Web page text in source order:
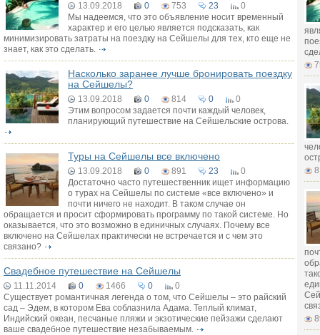
13.09.2018 0 753 23
0
Мы надеемся, что это объявление носит временный
характер и его целью является подсказать, как
минимизировать затраты на поездку на Сейшелы для тех, кто еще не
знает, как это сделать.
Насколько заранее лучше бронировать поездку
на Сейшелы?
13.09.2018 0 814 0
0
Этим вопросом задается почти каждый человек,
планирующий путешествие на Сейшельские острова.
Туры на Сейшелы все включено
13.09.2018 0 891 23
0
Достаточно часто путешественник ищет информацию
о турах на Сейшелы по системе «все включено» и
почти ничего не находит. В таком случае он
обращается и просит сформировать программу по такой системе. Но
оказывается, что это возможно в единичных случаях. Почему все
включено на Сейшелах практически не встречается и с чем это
связано?
Свадебное путешествие на Сейшелы
11.11.2014 0 1466 0
0
Существует романтичная легенда о том, что Сейшелы – это райский
сад – Эдем, в котором Ева соблазнила Адама. Теплый климат,
Индийский океан, песчаные пляжи и экзотические пейзажи сделают
ваше свадебное путешествие незабываемым.